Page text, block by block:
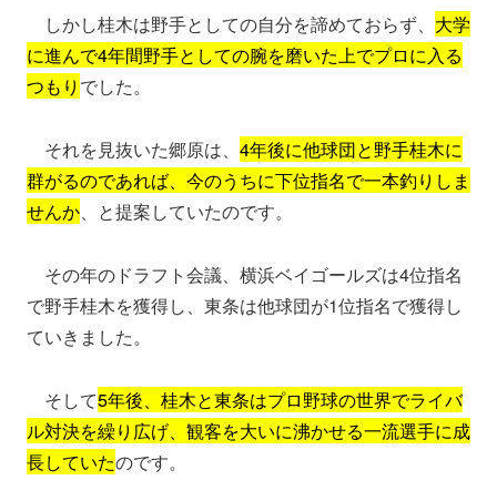
しかし桂木は野手としての自分を諦めておらず、 大学
に進んで4年間野手としての腕を磨いた上でプロに入る
つもり でした。
それを見抜いた郷原は、 4年後に他球団と野手桂木に
群がるのであれば、今のうちに下位指名で一本釣りしま
せんか、と提案していたのです。
その年のドラフト会議、横浜ベイゴールズは4位指名
で野手桂木を獲得し、東条は他球団が1位指名で獲得し
ていきました。
そして5年後、桂木と東条はプロ野球の世界でライバ
ル対決を繰り広げ、観客を大いに沸かせる一流選手に成
長していたのです。